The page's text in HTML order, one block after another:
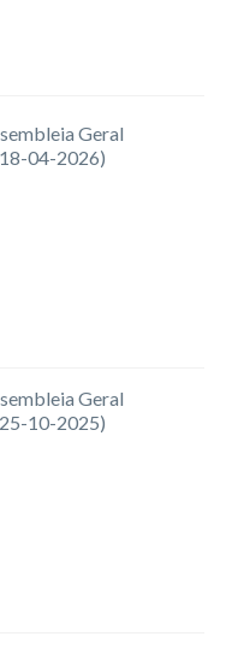
Geral
04-2026)
Geral
10-2025)